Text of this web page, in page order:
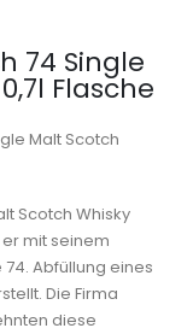
74 Single
Flasche
Malt Scotch
Scotch Whisky
mit seinem
Abfüllung eines
Die Firma
diese